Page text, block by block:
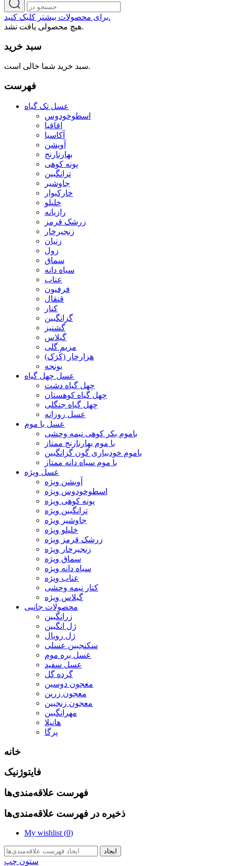
برای محصولات بیشتر کلیک کنید.
هیچ محصولی یافت نشد.
سبد خرید
سبد خرید شما خالی است.
فهرست
عسل تک گیاه
اسطوخودوس
اقاقیا
آکاسیا
آویشن
بهارنارنج
پونه کوهی
ترانگبین
جاوشیر
خارکیوار
خلیلو
رازیانه
زرشک قرمز
زنجیرخار
زنیان
زول
سماق
سیاه دانه
عناب
فرفیون
قنقال
کنار
گزانگبین
گشنیز
گیلاس
مریم گلی
هزارخار (کَرَک)
یونجه
عسل چهل گیاه
چهل گیاه دشت
چهل گیاه کوهستان
چهل گیاه جنگلی
عسل روزانه
عسل با موم
باموم بکر کوهی نیمه وحشی
با موم بهارنارنج ممتاز
باموم خودبیاری گون گزانگبین
با موم سیاه دانه ممتاز
عسل ویژه
آویشن ویژه
اسطوخودوس ویژه
پونه کوهی ویژه
ترانگبین ویژه
جاوشیر ویژه
خلیلو ویژه
زرشک قرمز ویژه
زنجیرخار ویژه
سماق ویژه
سیاه دانه ویژه
عناب ویژه
کنار نیمه وحشی
گیلاس ویژه
محصولات جانبی
زرانگبین
ژل انگبین
ژل رویال
سکنجبین عسلی
عسل بره موم
عسل سفید
گرده گل
معجون دوسین
معجون زرین
معجون زنجبین
مهرانگبین
هانیلا
پرگا
خانه
فایتوژنیک
فهرست علاقه‌مندی‌ها
ذخیره در فهرست علاقه‌مندی‌ها
My wishlist (0)
ایجاد
ستون چپ